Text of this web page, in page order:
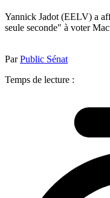
Yannick Jadot (EELV) a
seule seconde" à voter
ParPublic Sénat
Temps de lecture :